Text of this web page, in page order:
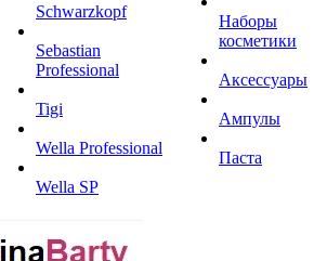
Schwarzkopf
Sebastian
Professional
Tigi
Wella Professional
Wella SP
Наборы
косметики
Аксессуары
Ампулы
Паста